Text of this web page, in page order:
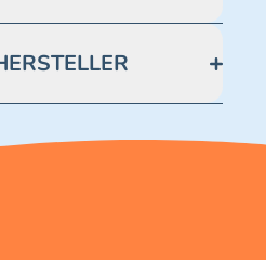
Kleinteile -
Telefonnummer: 0711
19 70174 Stuttgart